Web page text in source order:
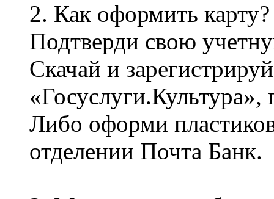
2. Как оформить карту?
Подтверди свою
Скачай и
Либо оформи
отделении Почта Банк.